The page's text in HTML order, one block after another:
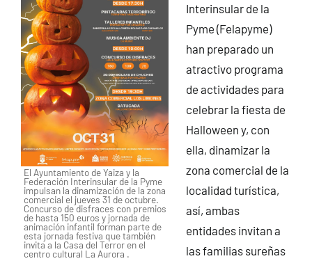
El Ayuntamiento de Yaiza y la
Federación Interinsular de la Pyme
impulsan la dinamización de la zona
comercial el jueves 31 de octubre.
Concurso de disfraces con premios
de hasta 150 euros y jornada de
animación infantil forman parte de
esta jornada festiva que también
invita a la Casa del Terror en el
centro cultural La Aurora .
Interinsular de la
Pyme (Felapyme)
han preparado un
atractivo programa
de actividades para
celebrar la fiesta de
Halloween y, con
ella, dinamizar la
zona comercial de la
localidad turística,
así, ambas
entidades invitan a
las familias sureñas